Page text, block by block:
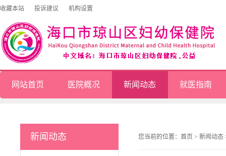
收藏本站 投诉建议 机构设置
网站首页 医院概况 新闻动态 就医指南
新闻动态 您当前的位置： 首页 > 新闻动态